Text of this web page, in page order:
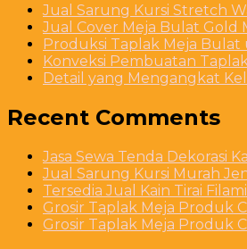
Jual Sarung Kursi Stretch
Jual Cover Meja Bulat Gold
Produksi Taplak Meja
Konveksi Pembuatan
Detail yang Mengangkat
Recent Comments
Jasa Sewa Tenda Dekorasi
Jual Sarung Kursi Murah
Tersedia Jual Kain Tirai
Grosir Taplak Meja Produk
Grosir Taplak Meja Produk